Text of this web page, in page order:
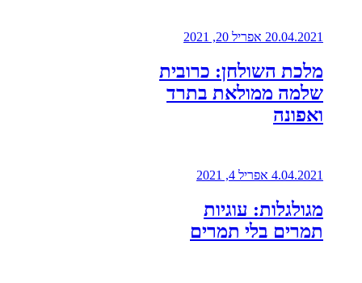
20.04.2021 אפריל 20, 2021
מלכת השולחן: כרובית
שלמה ממולאת בתרד
ואפונה
4.04.2021 אפריל 4, 2021
מגולגלות: עוגיות
תמרים בלי תמרים